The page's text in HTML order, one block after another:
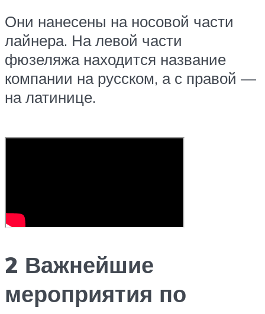
Они нанесены на носовой части
лайнера. На левой части
фюзеляжа находится название
компании на русском, а с правой —
на латинице.
2 Важнейшие
мероприятия по